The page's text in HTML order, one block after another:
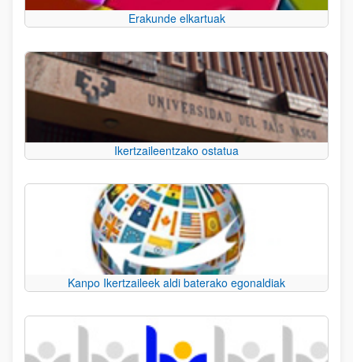
Erakunde elkartuak
Ikertzaileentzako ostatua
Kanpo Ikertzaileek aldi baterako egonaldiak